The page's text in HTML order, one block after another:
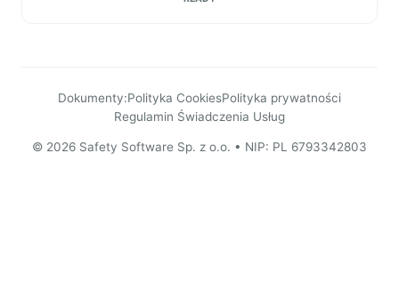
Dokumenty:Polityka CookiesPolityka prywatności
Regulamin Świadczenia Usług
© 2026 Safety Software Sp. z o.o. • NIP: PL 6793342803